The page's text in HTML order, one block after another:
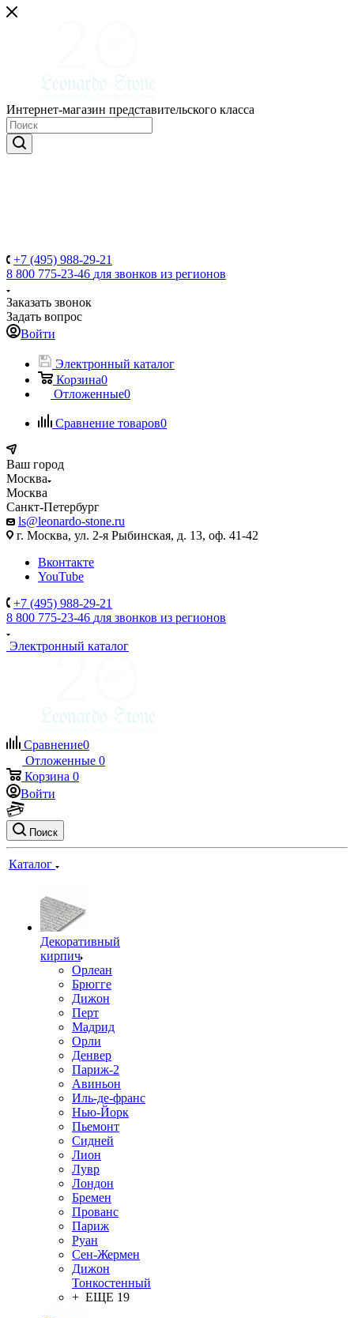
Интернет-магазин представительского класса
+7 (495) 988-29-21
8 800 775-23-46 для звонков из регионов
Заказать звонок
Задать вопрос
Войти
Электронный каталог
Корзина0
Отложенные0
Сравнение товаров0
Ваш город
Москва
Москва
Санкт-Петербург
ls@leonardo-stone.ru
г. Москва, ул. 2-я Рыбинская, д. 13, оф. 41-42
Вконтакте
YouTube
+7 (495) 988-29-21
8 800 775-23-46 для звонков из регионов
Электронный каталог
Сравнение0
Отложенные 0
Корзина 0
Войти
Поиск
Каталог
Декоративный
кирпич
Орлеан
Брюгге
Дижон
Перт
Мадрид
Орли
Денвер
Париж-2
Авиньон
Иль-де-франс
Нью-Йорк
Пьемонт
Сидней
Лион
Лувр
Лондон
Бремен
Прованс
Париж
Руан
Сен-Жермен
Дижон
Тонкостенный
+ ЕЩЕ 19